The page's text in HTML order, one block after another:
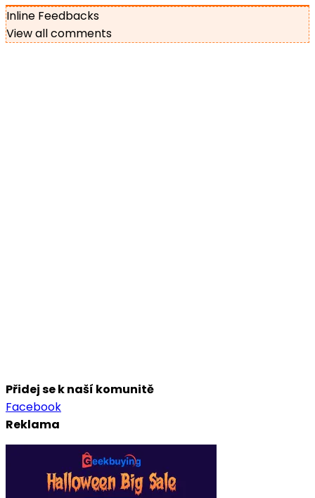
Inline Feedbacks
View all comments
Přidej se k naší komunitě
Facebook
Reklama